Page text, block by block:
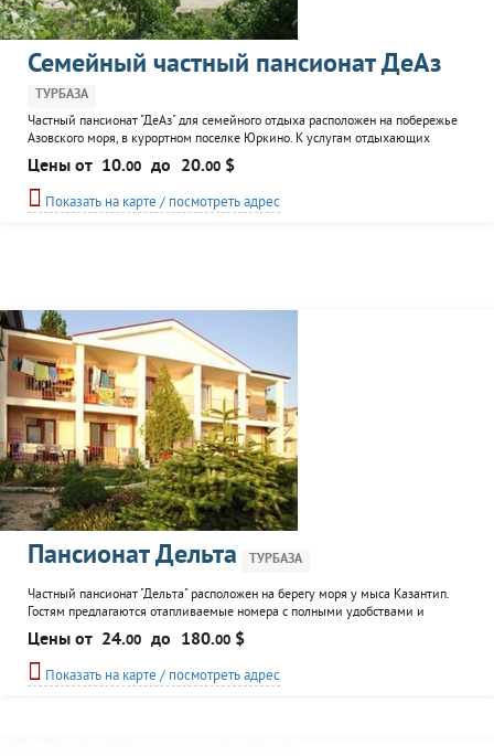
Семейный частный пансионат ДеАз
ТУРБАЗА
Частный пансионат "ДеАз" для семейного отдыха расположен на побережье
Азовского моря, в курортном поселке Юркино. К услугам отдыхающих
домики с отдельными двориками и общими удобствами и номера в
кирпичном доме с лоджиями и всеми удобствами. Территория усадьбы
огорожена. Максимальное расстояние до пляжа - 300 метров. Возможно
трехразовое питание в столовой на 40 мест с домашней кухней и...
Цены от 10.00 до 20.00 $
Показать на карте / посмотреть адрес
Пансионат Дельта ТУРБАЗА
Частный пансионат "Дельта" расположен на берегу моря у мыса Казантип.
Гостям предлагаются отапливаемые номера с полными удобствами и
кондиционированием в семи небольших корпусах пансионата. К услугам
гостей столовая, оборудованный песчаный пляж с пологим входом,
хранение парусного снаряжения, возможно обслуживание семинаров и
деловых встреч, посещение соляной пещеры
Цены от 24.00 до 180.00 $
Показать на карте / посмотреть адрес